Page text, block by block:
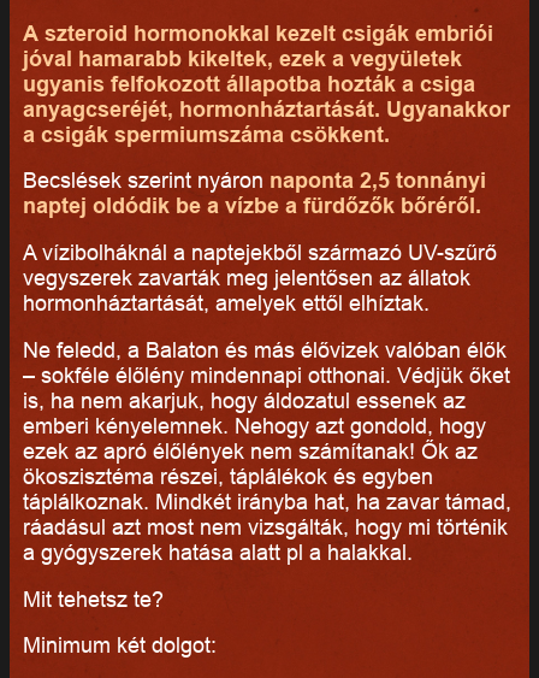
A szteroid hormonokkal kezelt csigák embriói
jóval hamarabb kikeltek, ezek a vegyületek
ugyanis felfokozott állapotba hozták a csiga
anyagcseréjét, hormonháztartását. Ugyanakkor
a csigák spermiumszáma csökkent.
Becslések szerint nyáron naponta 2,5 tonnányi
naptej oldódik be a vízbe a fürdőzők bőréről.
A vízibolháknál a naptejekből származó UV-szűrő
vegyszerek zavarták meg jelentősen az állatok
hormonháztartását, amelyek ettől elhíztak.
Ne feledd, a Balaton és más élővizek valóban élők
– sokféle élőlény mindennapi otthonai. Védjük őket
is, ha nem akarjuk, hogy áldozatul essenek az
emberi kényelemnek. Nehogy azt gondold, hogy
ezek az apró élőlények nem számítanak! Ők az
ökoszisztéma részei, táplálékok és egyben
táplálkoznak. Mindkét irányba hat, ha zavar támad,
ráadásul azt most nem vizsgálták, hogy mi történik
a gyógyszerek hatása alatt pl a halakkal.
Mit tehetsz te?
Minimum két dolgot: